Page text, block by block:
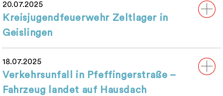
20.07.2025
Kreisjugendfeuerwehr Zeltlager in
Geislingen
18.07.2025
Verkehrsunfall in Pfeffingerstraße –
Fahrzeug landet auf Hausdach